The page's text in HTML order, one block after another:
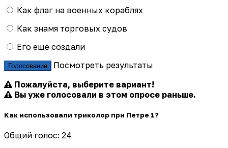
Как флаг на военных кораблях
Как знамя торговых судов
Его ещё создали
Голосование
Посмотреть результаты
Пожалуйста, выберите вариант!
Вы уже голосовали в этом опросе раньше.
Как использовали триколор при Петре 1?
Общий голос: 24